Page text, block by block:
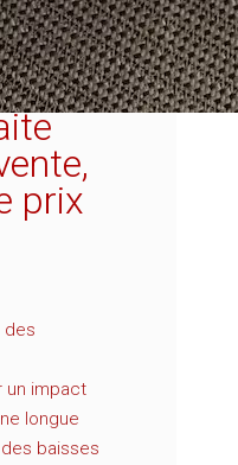
prix
des
un impact
longue
baisses